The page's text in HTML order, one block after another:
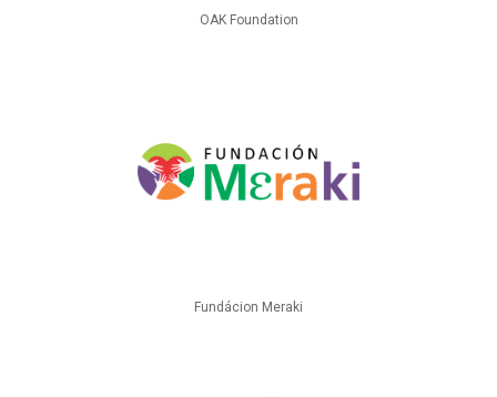
OAK Foundation
Fundácion Meraki